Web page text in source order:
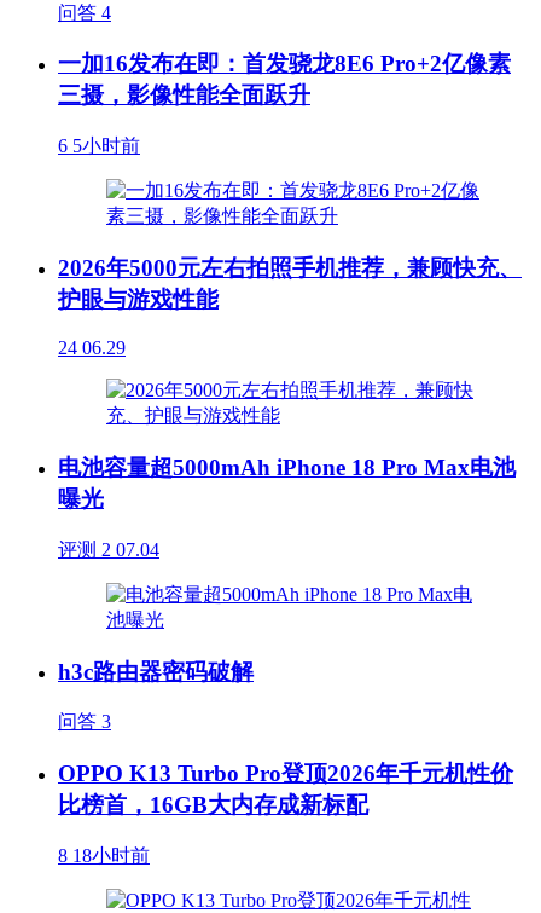
问答 4
一加16发布在即：首发骁龙8E6 Pro+2亿像素
三摄，影像性能全面跃升
6 5小时前
2026年5000元左右拍照手机推荐，兼顾快充、
护眼与游戏性能
24 06.29
电池容量超5000mAh iPhone 18 Pro Max电池
曝光
评测 2 07.04
h3c路由器密码破解
问答 3
OPPO K13 Turbo Pro登顶2026年千元机性价
比榜首，16GB大内存成新标配
8 18小时前